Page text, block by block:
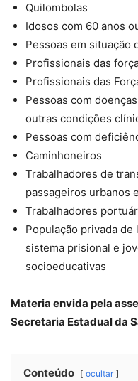
Quilombolas
Idosos com 60 anos
Pessoas em situação
Profissionais das
Profissionais das
Pessoas com
outras condições
Pessoas com
Caminhoneiros
Trabalhadores de
passageiros urbanos
Trabalhadores
População privada
sistema prisional e
socioeducativas
Materia envida pela
Secretaria Estadual da
Conteúdo ocultar